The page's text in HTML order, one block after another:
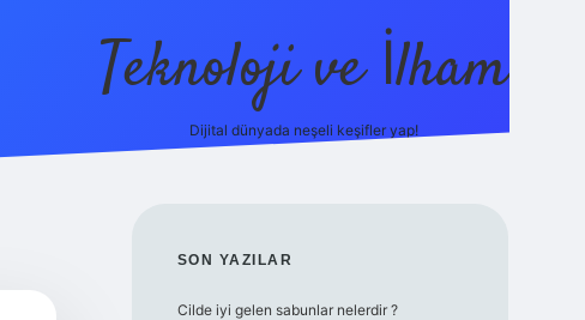
Teknoloji ve İlham
Dijital dünyada neşeli keşifler yap!
SIDEBAR
SON YAZILAR
Cilde iyi gelen sabunlar nelerdir ?